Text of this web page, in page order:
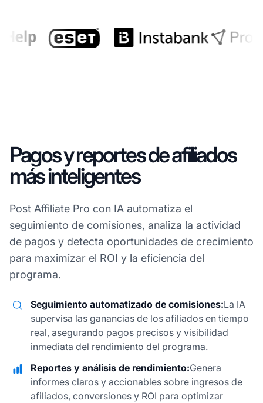
Pagos y reportes de afiliados
más inteligentes
Post Affiliate Pro con IA automatiza el
seguimiento de comisiones, analiza la actividad
de pagos y detecta oportunidades de crecimiento
para maximizar el ROI y la eficiencia del
programa.
Seguimiento automatizado de comisiones:La IA
supervisa las ganancias de los afiliados en tiempo
real, asegurando pagos precisos y visibilidad
inmediata del rendimiento del programa.
Reportes y análisis de rendimiento:Genera
informes claros y accionables sobre ingresos de
afiliados, conversiones y ROI para optimizar